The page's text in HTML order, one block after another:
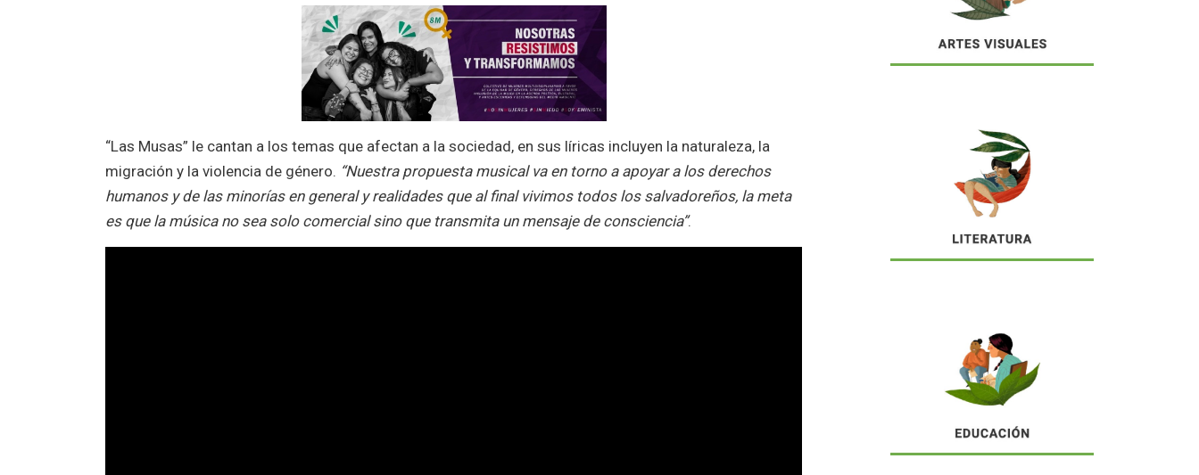
“Las Musas” le cantan a los temas que afectan a la sociedad, en sus líricas incluyen la naturaleza, la
migración y la violencia de género. “Nuestra propuesta musical va en torno a apoyar a los derechos
humanos y de las minorías en general y realidades que al final vivimos todos los salvadoreños, la meta
es que la música no sea solo comercial sino que transmita un mensaje de consciencia”.